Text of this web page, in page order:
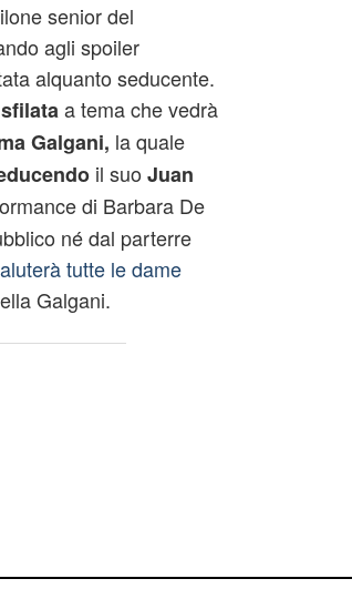
senior del
agli spoiler
alquanto seducente.
sfilata a tema che vedrà
Galgani, la quale
il suo Juan
di Barbara De
né dal parterre
tutte le dame
Galgani.